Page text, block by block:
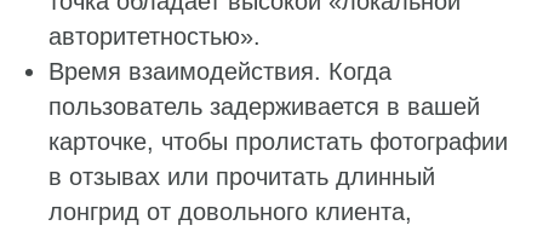
авторитетностью».
Время взаимодействия. Когда
пользователь задерживается в вашей
карточке, чтобы пролистать фотографии
в отзывах или прочитать длинный
лонгрид от довольного клиента,